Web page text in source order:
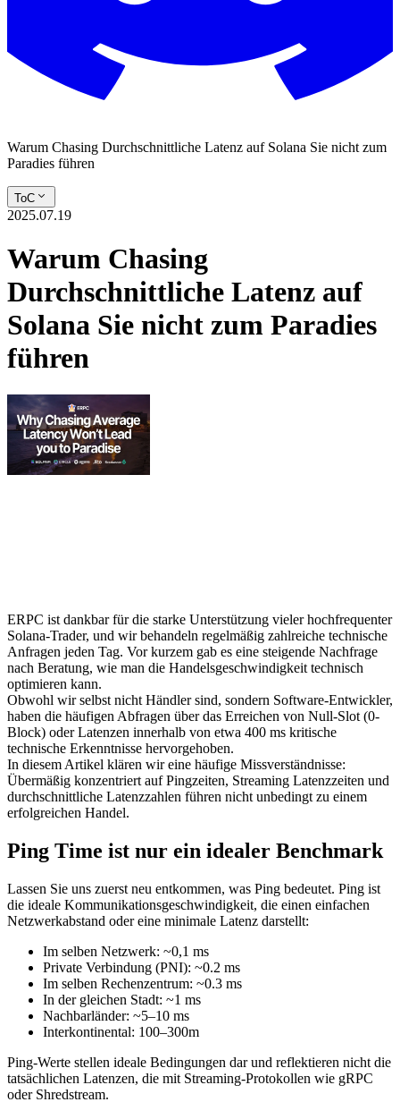
Warum Chasing Durchschnittliche Latenz auf Solana Sie nicht zum
Paradies führen
ToC
2025.07.19
Warum Chasing
Durchschnittliche Latenz auf
Solana Sie nicht zum Paradies
führen
ERPC ist dankbar für die starke Unterstützung vieler hochfrequenter
Solana-Trader, und wir behandeln regelmäßig zahlreiche technische
Anfragen jeden Tag. Vor kurzem gab es eine steigende Nachfrage
nach Beratung, wie man die Handelsgeschwindigkeit technisch
optimieren kann.
Obwohl wir selbst nicht Händler sind, sondern Software-Entwickler,
haben die häufigen Abfragen über das Erreichen von Null-Slot (0-
Block) oder Latenzen innerhalb von etwa 400 ms kritische
technische Erkenntnisse hervorgehoben.
In diesem Artikel klären wir eine häufige Missverständnisse:
Übermäßig konzentriert auf Pingzeiten, Streaming Latenzzeiten und
durchschnittliche Latenzzahlen führen nicht unbedingt zu einem
erfolgreichen Handel.
Ping Time ist nur ein idealer Benchmark
Lassen Sie uns zuerst neu entkommen, was Ping bedeutet. Ping ist
die ideale Kommunikationsgeschwindigkeit, die einen einfachen
Netzwerkabstand oder eine minimale Latenz darstellt:
Im selben Netzwerk: ~0,1 ms
Private Verbindung (PNI): ~0.2 ms
Im selben Rechenzentrum: ~0.3 ms
In der gleichen Stadt: ~1 ms
Nachbarländer: ~5–10 ms
Interkontinental: 100–300m
Ping-Werte stellen ideale Bedingungen dar und reflektieren nicht die
tatsächlichen Latenzen, die mit Streaming-Protokollen wie gRPC
oder Shredstream.